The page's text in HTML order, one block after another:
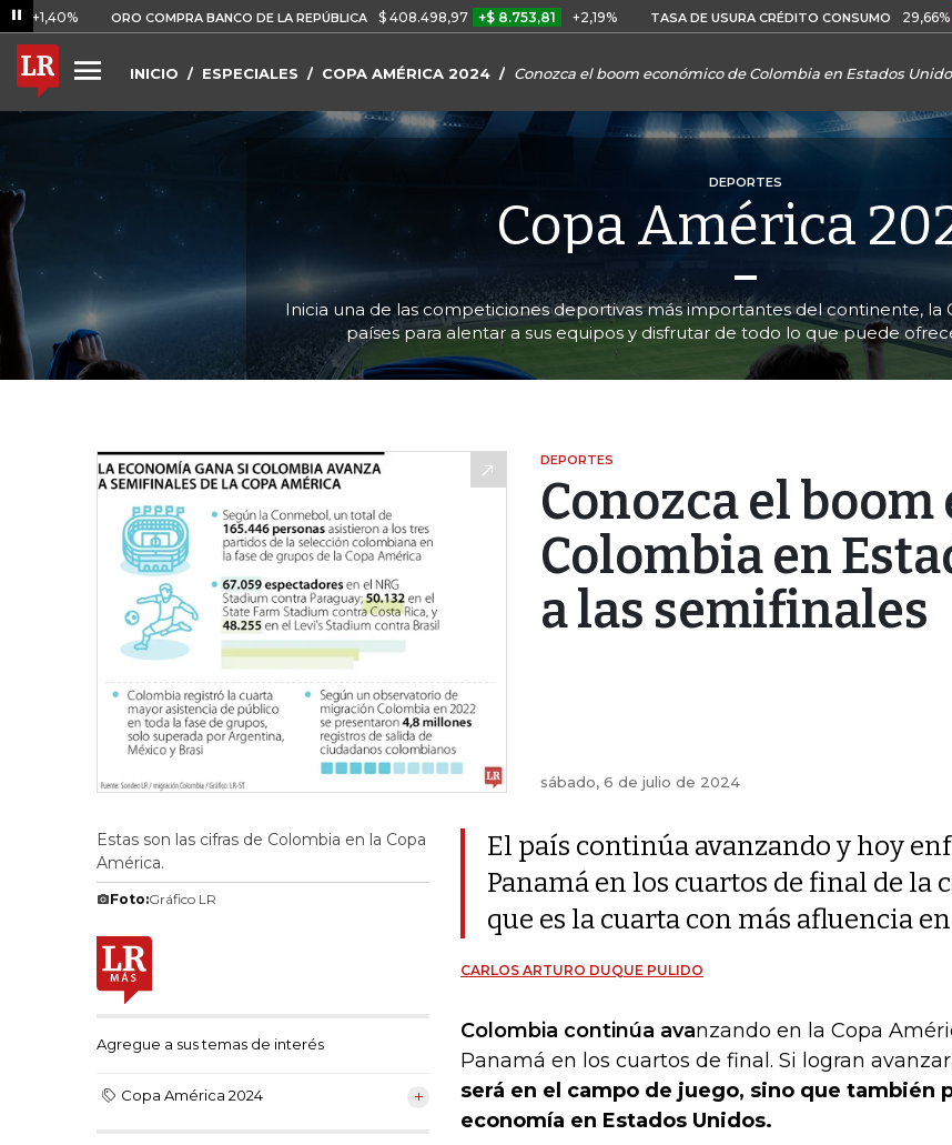
ORO COMPRA BANCO DE LA REPÚBLICA $ 408.498,97 +$ 8.753,81 +2,19% TASA DE USURA CRÉDITO CONSUMO 29,66% +0,87%
INICIO ESPECIALES COPA AMÉRICA 2024 Conozca el boom económico de Colombia en Estados
DEPORTES
Copa América
Inicia una de las competiciones deportivas más importantes del continente, la
países para alentar a sus equipos y disfrutar de todo lo que puede
DEPORTES
Conozca el
Colombia en
a las semifinales
sábado, 6 de julio de 2024
Estas son las cifras de Colombia en la Copa
América.
Foto:Gráfico LR
Agregue a sus temas de interés
Copa América 2024
El país continúa avanzando y hoy
Panamá en los cuartos de final de
que es la cuarta con más afluencia
CARLOS ARTURO DUQUE PULIDO
Colombia continúa avanzando en la Copa
Panamá en los cuartos de final. Si logran
será en el campo de juego, sino que también
economía en Estados Unidos.